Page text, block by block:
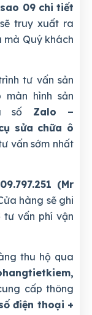
09 chi tiết
truy xuất ra
mà Quý khách
tư vấn sản
màn hình sản
số Zalo –
sửa chữa ô
vấn sớm nhất
(Mr
hàng sẽ ghi
vấn phí vận
thu hộ qua
cấp thông
điện thoại +